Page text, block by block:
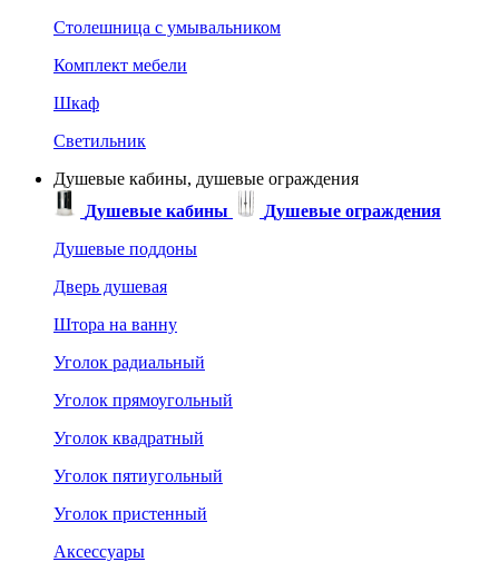
Столешница с умывальником
Комплект мебели
Шкаф
Светильник
Душевые кабины, душевые ограждения
Душевые кабины
Душевые ограждения
Душевые поддоны
Дверь душевая
Штора на ванну
Уголок радиальный
Уголок прямоугольный
Уголок квадратный
Уголок пятиугольный
Уголок пристенный
Аксессуары